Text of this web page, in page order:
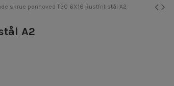
skrue panhoved T30 6X16 Rustfrit stål A2
A2